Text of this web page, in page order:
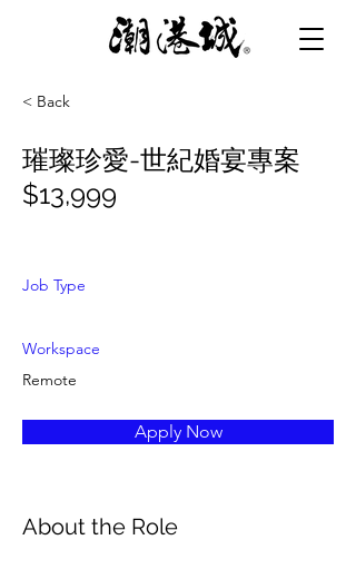
< Back
璀璨珍愛-世紀婚宴專案
$13,999
Job Type
Workspace
Remote
Apply Now
About the Role